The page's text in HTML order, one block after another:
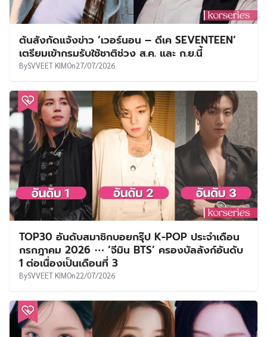
ต้นสังกัดแจ้งข่าว ‘เวอร์นอน – ดีเค SEVENTEEN’
เตรียมเข้ากรมรับใช้ชาติช่วง ส.ค. และ ก.ย.นี้
BySVVEET KIMOn27/07/2026
TOP30 อันดับสมาชิกบอยกรุ๊ป K-POP ประจำเดือน
กรกฎาคม 2026 ⋯ ‘จีมิน BTS’ ครองบัลลังก์อันดับ
1 ต่อเนื่องเป็นเดือนที่ 3
BySVVEET KIMOn22/07/2026